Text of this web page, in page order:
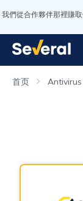
我們從合作夥伴那裡賺
首页 Antivirus